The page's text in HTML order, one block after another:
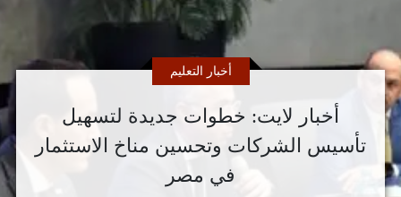
أخبار لايت: خطوات جديدة لتسهيل
تأسيس الشركات وتحسين مناخ الاستثمار
في مصر
أخبار التعليم